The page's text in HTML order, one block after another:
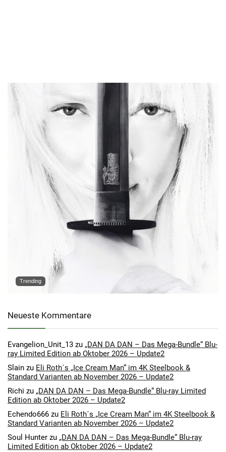
Trending
Neueste Kommentare
Evangelion_Unit_13 zu „DAN DA DAN – Das Mega-Bundle“ Blu-
ray Limited Edition ab Oktober 2026 – Update2
Slain zu Eli Roth´s „Ice Cream Man“ im 4K Steelbook &
Standard Varianten ab November 2026 – Update2
Richi zu „DAN DA DAN – Das Mega-Bundle“ Blu-ray Limited
Edition ab Oktober 2026 – Update2
Echendo666 zu Eli Roth´s „Ice Cream Man“ im 4K Steelbook &
Standard Varianten ab November 2026 – Update2
Soul Hunter zu „DAN DA DAN – Das Mega-Bundle“ Blu-ray
Limited Edition ab Oktober 2026 – Update2